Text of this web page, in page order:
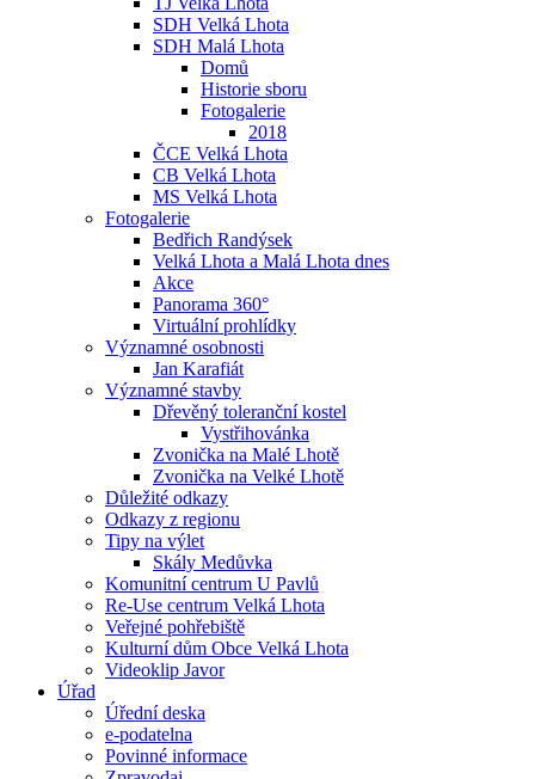
SDH Velká Lhota
SDH Malá Lhota
Domů
Historie sboru
Fotogalerie
2018
ČCE Velká Lhota
CB Velká Lhota
MS Velká Lhota
Fotogalerie
Bedřich Randýsek
Velká Lhota a Malá Lhota dnes
Akce
Panorama 360°
Virtuální prohlídky
Významné osobnosti
Jan Karafiát
Významné stavby
Dřevěný toleranční kostel
Vystřihovánka
Zvonička na Malé Lhotě
Zvonička na Velké Lhotě
Důležité odkazy
Odkazy z regionu
Tipy na výlet
Skály Medůvka
Komunitní centrum U Pavlů
Re-Use centrum Velká Lhota
Veřejné pohřebiště
Kulturní dům Obce Velká Lhota
Videoklip Javor
Úřad
Úřední deska
e-podatelna
Povinné informace